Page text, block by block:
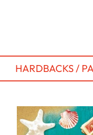
HARDBACKS /